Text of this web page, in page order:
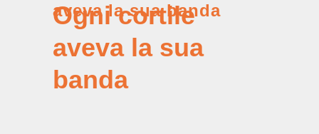
aveva la sua banda
Ogni cortile
aveva la sua
banda